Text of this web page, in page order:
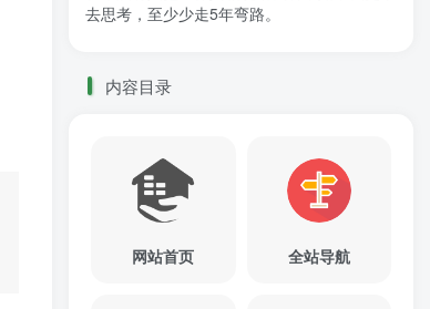
去思考，至少少走5年弯路。
内容目录
网站首页 全站导航